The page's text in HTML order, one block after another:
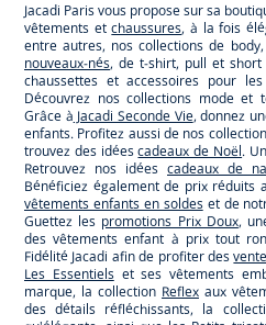
Jacadi Paris vous propose sur sa
vêtements etchaussures, à la fois
entre autres, nos collections de
nouveaux-nés, de t-shirt, pull et short
chaussettes et accessoires pour
Découvrez nos collections mode et
Grâce à Jacadi Seconde Vie, donnez
enfants. Profitez aussi de nos
trouvez des idéescadeaux de Noël.
Retrouvez nos idées cadeaux de
Bénéficiez également de prix réduits
vêtements enfants en soldeset de
Guettez les promotions Prix Doux,
des vêtements enfant à prix tout
Fidélité Jacadi afin de profiter des
Les Essentielset ses vêtements
marque, la collection Reflex aux
des détails réfléchissants, la